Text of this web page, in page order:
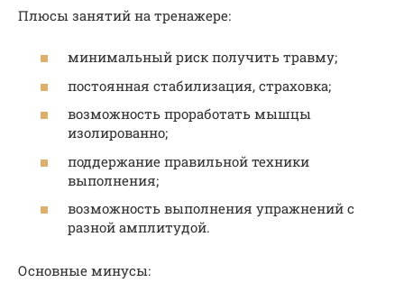
Плюсы занятий на тренажере:
минимальный риск получить травму;
постоянная стабилизация, страховка;
возможность проработать мышцы
изолированно;
поддержание правильной техники
выполнения;
возможность выполнения упражнений с
разной амплитудой.
Основные минусы: